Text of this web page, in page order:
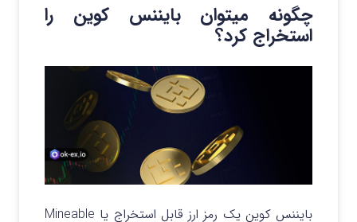
چگونه میتوان بایننس کوین را
استخراج کرد؟
بایننس کوین یک رمز ارز قابل استخراج یا Mineable